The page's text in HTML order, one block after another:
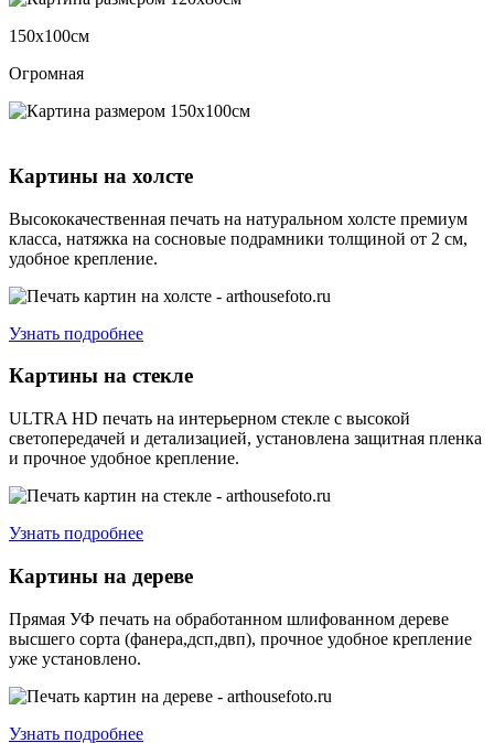
150х100см
Огромная
Картины на холсте
Высококачественная печать на натуральном холсте премиум
класса, натяжка на сосновые подрамники толщиной от 2 см,
удобное крепление.
Узнать подробнее
Картины на стекле
ULTRA HD печать на интерьерном стекле с высокой
светопередачей и детализацией, установлена защитная пленка
и прочное удобное крепление.
Узнать подробнее
Картины на дереве
Прямая УФ печать на обработанном шлифованном дереве
высшего сорта (фанера,дсп,двп), прочное удобное крепление
уже установлено.
Узнать подробнее